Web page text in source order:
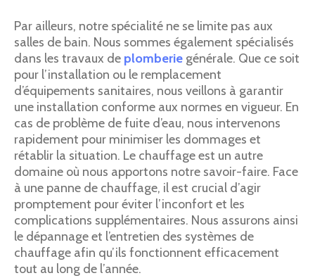
Par ailleurs, notre spécialité ne se limite pas aux
salles de bain. Nous sommes également spécialisés
dans les travaux de plomberie générale. Que ce soit
pour l’installation ou le remplacement
d’équipements sanitaires, nous veillons à garantir
une installation conforme aux normes en vigueur. En
cas de problème de fuite d’eau, nous intervenons
rapidement pour minimiser les dommages et
rétablir la situation. Le chauffage est un autre
domaine où nous apportons notre savoir-faire. Face
à une panne de chauffage, il est crucial d’agir
promptement pour éviter l’inconfort et les
complications supplémentaires. Nous assurons ainsi
le dépannage et l’entretien des systèmes de
chauffage afin qu’ils fonctionnent efficacement
tout au long de l’année.